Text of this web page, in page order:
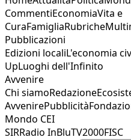
CommentiEconomiaVita e
CuraFamigliaRubriche
Pubblicazioni
Edizioni localiL'economia
UpLuoghi dell'Infinito
Avvenire
Chi siamoRedazione
AvvenirePubblicità
Mondo CEI
SIRRadio InBluTV2000FISC